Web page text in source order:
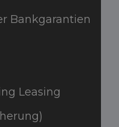
Bankgarantien
Leasing